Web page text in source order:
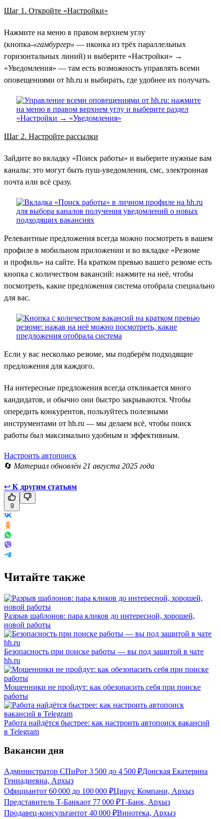
Шаг 1. Откройте «Настройки»
Нажмите на меню в правом верхнем углу
(кнопка-«гамбургер» — иконка из трёх параллельных
горизонтальных линий) и выберите «Настройки» →
«Уведомления» — там есть возможность управлять всеми
оповещениями от hh.ru и выбирать, где удобнее их получать.
Шаг 2. Настройте рассылки
Зайдите во вкладку «Поиск работы» и выберите нужные вам
каналы: это могут быть пуш-уведомления, смс, электронная
почта или всё сразу.
Релевантные предложения всегда можно посмотреть в вашем
профиле в мобильном приложении и во вкладке «Резюме
и профиль» на сайте. На кратком превью вашего резюме есть
кнопка с количеством вакансий: нажмите на неё, чтобы
посмотреть, какие предложения система отобрала специально
для вас.
Если у вас несколько резюме, мы подберём подходящие
предложения для каждого.
На интересные предложения всегда откликается много
кандидатов, и обычно они быстро закрываются. Чтобы
опередить конкурентов, пользуйтесь полезными
инструментами от hh.ru — мы делаем всё, чтобы поиск
работы был максимально удобным и эффективным.
Настроить автопоиск
🔄 Материал обновлён 21 августа 2025 года
↩ К другим статьям
9
Читайте также
Разрыв шаблонов: пара кликов до интересной, хорошей,
новой работы
Безопасность при поиске работы — вы под защитой в чате
hh.ru
Мошенники не пройдут: как обезопасить себя при поиске
работы
Работа найдётся быстрее: как настроить автопоиск вакансий
в Telegram
Вакансии дня
Администратор СПиРот 3 500 до 4 500 ₽Донская Екатерина
Геннадиевна, Архыз
Официантот 60 000 до 100 000 ₽Цирус Компани, Архыз
Представитель Т-Банкаот 77 000 ₽Т-Банк, Архыз
Продавец-консультантот 40 000 ₽Винотека, Архыз